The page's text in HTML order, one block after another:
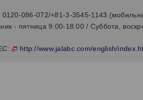
086-072/+81-3-3545-1143
- пятница 9:00-18:00 / Суббота,
http://www.jalabc.com/english/